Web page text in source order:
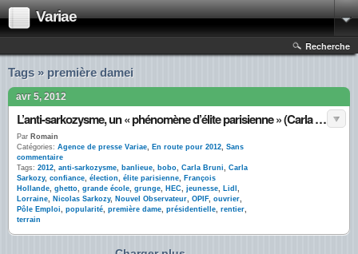
Variae
Recherche
Tags » première damei
avr 5, 2012
L’anti-sarkozysme, un « phénomène d’élite parisienne » (Carla Bruni) : l’OPIF confirme
Par Romain
Catégories: Agence de presse Variae, En route pour 2012, Sans
commentaire
Tags: 2012, anti-sarkozysme, banlieue, bobo, Carla Bruni, Carla
Sarkozy, confiance, élection, élite parisienne, François
Hollande, ghetto, grande école, grunge, HEC, jeunesse, Lidl ,
Lorraine, Nicolas Sarkozy, Nouvel Observateur, OPIF, ouvrier,
Pôle Emploi, popularité, première dame, présidentielle, rentier,
terrain